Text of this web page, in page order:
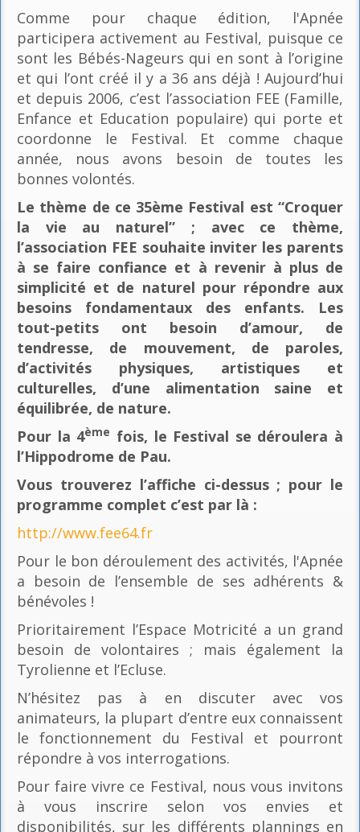
Comme pour chaque édition, l'Apnée
participera activement au Festival, puisque ce
sont les Bébés-Nageurs qui en sont à l’origine
et qui l’ont créé il y a 36 ans déjà ! Aujourd’hui
et depuis 2006, c’est l’association FEE (Famille,
Enfance et Education populaire) qui porte et
coordonne le Festival. Et comme chaque
année, nous avons besoin de toutes les
bonnes volontés.
Le thème de ce 35ème Festival est “Croquer
la vie au naturel” ; avec ce thème,
l’association FEE souhaite inviter les parents
à se faire confiance et à revenir à plus de
simplicité et de naturel pour répondre aux
besoins fondamentaux des enfants. Les
tout-petits ont besoin d’amour, de
tendresse, de mouvement, de paroles,
d’activités physiques, artistiques et
culturelles, d’une alimentation saine et
équilibrée, de nature.
Pour la 4ème fois, le Festival se déroulera à
l’Hippodrome de Pau.
Vous trouverez l’affiche ci-dessus ; pour le
programme complet c’est par là :
http://www.fee64.fr
Pour le bon déroulement des activités, l'Apnée
a besoin de l’ensemble de ses adhérents &
bénévoles !
Prioritairement l’Espace Motricité a un grand
besoin de volontaires ; mais également la
Tyrolienne et l’Ecluse.
N’hésitez pas à en discuter avec vos
animateurs, la plupart d’entre eux connaissent
le fonctionnement du Festival et pourront
répondre à vos interrogations.
Pour faire vivre ce Festival, nous vous invitons
à vous inscrire selon vos envies et
disponibilités, sur les différents plannings en